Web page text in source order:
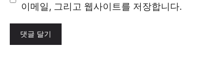
트 이메일, 그리고 웹사이트를 저장합니다.